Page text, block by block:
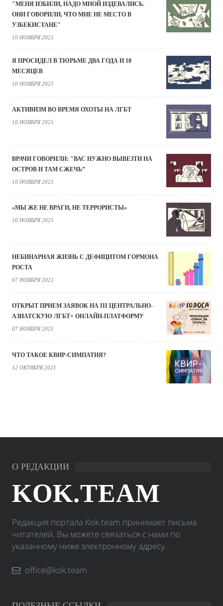
"МЕНЯ ИЗБИЛИ, НАДО МНОЙ ИЗДЕВАЛИСЬ.
ОНИ ГОВОРИЛИ, ЧТО МНЕ НЕ МЕСТО В
УЗБЕКИСТАНЕ"
10 НОЯБРЯ 2021
Я ПРОСИДЕЛ В ТЮРЬМЕ ДВА ГОДА И 10
МЕСЯЦЕВ
10 НОЯБРЯ 2021
АКТИВИЗМ ВО ВРЕМЯ ОХОТЫ НА ЛГБТ
10 НОЯБРЯ 2021
ВРАЧИ ГОВОРИЛИ: "ВАС НУЖНО ВЫВЕЗТИ НА
ОСТРОВ И ТАМ СЖЕЧЬ”
10 НОЯБРЯ 2021
«МЫ ЖЕ НЕ ВРАГИ, НЕ ТЕРРОРИСТЫ»
10 НОЯБРЯ 2021
НЕБИНАРНАЯ ЖИЗНЬ С ДЕФИЦИТОМ ГОРМОНА
РОСТА
07 НОЯБРЯ 2021
ОТКРЫТ ПРИЕМ ЗАЯВОК НА III ЦЕНТРАЛЬНО-
АЗИАТСКУЮ ЛГБТ+ ОНЛАЙН-ПЛАТФОРМУ
07 НОЯБРЯ 2021
ЧТО ТАКОЕ КВИР-СИМПАТИЯ?
12 ОКТЯБРЯ 2021
О РЕДАКЦИИ
KOK.TEAM
Редакция портала Kok.team принимает письма
читателей. Вы можете связаться с нами по
указанному ниже электронному адресу.
office@kok.team